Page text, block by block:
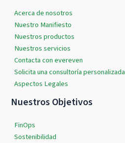
Acerca de nosotros
Nuestro Manifiesto
Nuestros productos
Nuestros servicios
Contacta con evereven
Solicita una consultoría personalizada
Aspectos Legales
Nuestros Objetivos
FinOps
Sostenibilidad